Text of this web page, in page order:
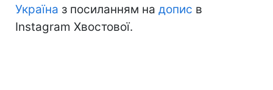
Україна з посиланням на допис в
Instagram Хвостової.